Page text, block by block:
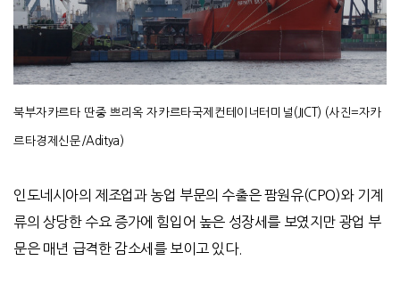
북부자카르타 딴중 쁘리옥 자카르타국제컨테이너터미널(JICT) (사진=자카
르타경제신문/Aditya)
인도네시아의 제조업과 농업 부문의 수출은 팜원유(CPO)와 기계
류의 상당한 수요 증가에 힘입어 높은 성장세를 보였지만 광업 부
문은 매년 급격한 감소세를 보이고 있다.